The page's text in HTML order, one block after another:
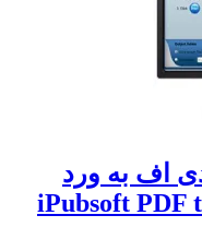
اف به ورد
iPubsoft PDF